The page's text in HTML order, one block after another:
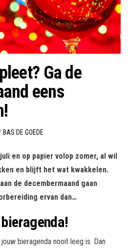
Ga de
eens
BAS DE GOEDE
en op papier volop zomer, al wil
en blijft het wat kwakkelen.
de decembermaand gaan
ervan dan…
bieragenda nooit leeg is. Dan